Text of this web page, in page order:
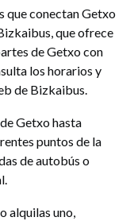
que conectan Getxo
que ofrece
de Getxo con
los horarios y
de Bizkaibus.
Getxo hasta
puntos de la
de autobús o
alquilas uno,